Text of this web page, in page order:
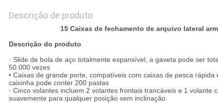
Descrição de produto
15 Caixas de fechamento de arquivo lateral
Descrição do produto
· Slide de bola de aço totalmente expansível, a gaveta pode ser
50.000 vezes
• Caixas de grande porte, compatíveis com caixas de pesca
caixinha pode conter 200 pastas
· Cinco volantes incluem 2 volantes frontais trancáveis e 1 volante
suavemente para qualquer posição sem inclinação.